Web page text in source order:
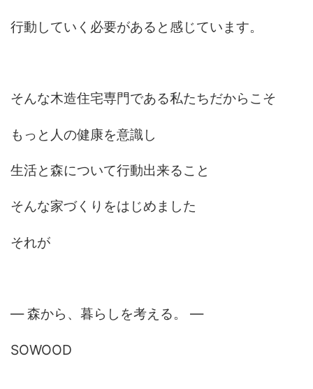
行動していく必要があると感じています。
そんな木造住宅専門である私たちだからこそ
もっと人の健康を意識し
生活と森について行動出来ること
そんな家づくりをはじめました
それが
― 森から、暮らしを考える。 ―
SOWOOD